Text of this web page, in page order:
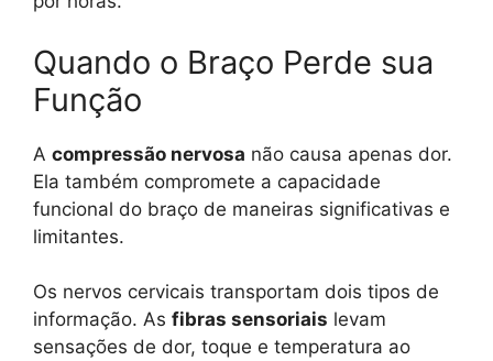
Quando o Braço Perde sua
Função
A compressão nervosa não causa apenas dor.
Ela também compromete a capacidade
funcional do braço de maneiras significativas e
limitantes.
Os nervos cervicais transportam dois tipos de
informação. As fibras sensoriais levam
sensações de dor, toque e temperatura ao